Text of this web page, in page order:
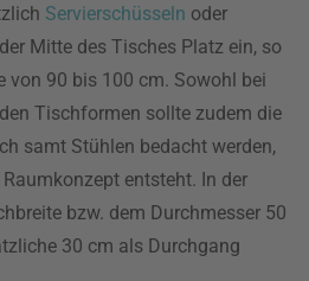
Servierschüsseln oder
Mitte des Tisches Platz ein, so
von 90 bis 100 cm. Sowohl bei
Tischformen sollte zudem die
samt Stühlen bedacht werden,
entsteht. In der
bzw. dem Durchmesser 50
30 cm als Durchgang